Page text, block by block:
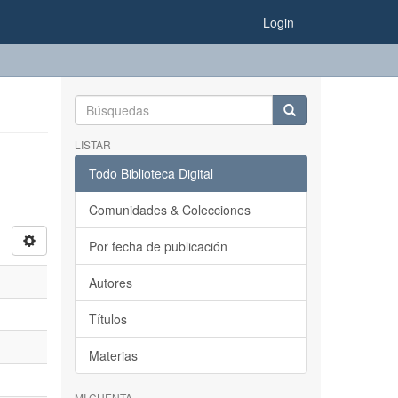
Login
LISTAR
Todo Biblioteca Digital
Comunidades & Colecciones
Por fecha de publicación
Autores
Títulos
Materias